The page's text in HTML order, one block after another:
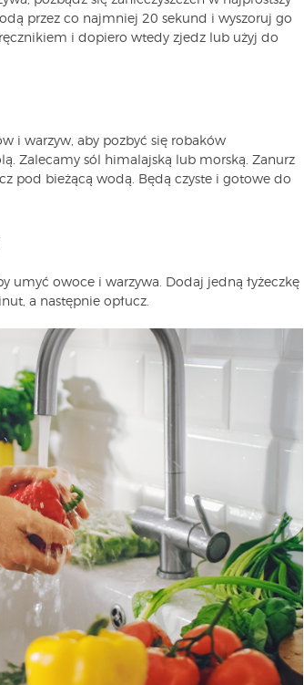
przez co najmniej 20 sekund i wyszoruj go
i dopiero wtedy zjedz lub użyj do
i warzyw, aby pozbyć się robaków
Zalecamy sól himalajską lub morską. Zanurz
pod bieżącą wodą. Będą czyste i gotowe do
umyć owoce i warzywa. Dodaj jedną łyżeczkę
a następnie opłucz.